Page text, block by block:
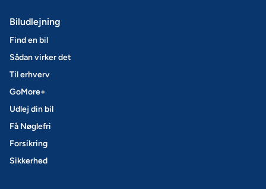
Biludlejning
Find en bil
Sådan virker det
Til erhverv
GoMore+
Udlej din bil
Få Nøglefri
Forsikring
Sikkerhed